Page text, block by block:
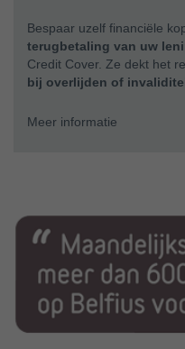
Bespaar uzelf financiële
terugbetaling van uw
Credit Cover. Ze dekt het
bij overlijden of
Meer informatie